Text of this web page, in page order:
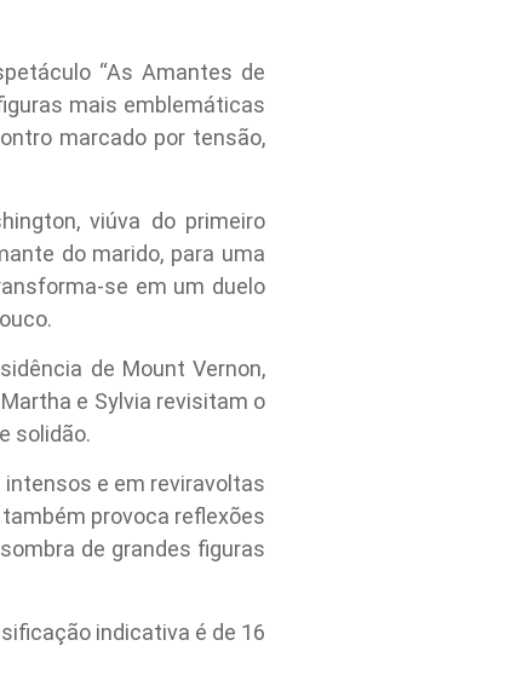
“As Amantes de
mais emblemáticas
marcado por tensão,
viúva do primeiro
do marido, para uma
se em um duelo
de Mount Vernon,
e Sylvia revisitam o
solidão.
e em reviravoltas
provoca reflexões
de grandes figuras
indicativa é de 16